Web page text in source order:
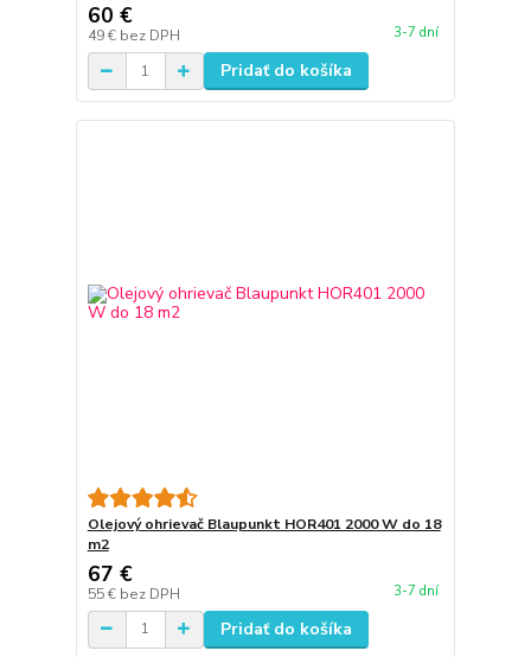
60 €
49 € bez DPH 3-7 dní
Pridať do košíka
Olejový ohrievač Blaupunkt HOR401 2000 W do 18
m2
67 €
55 € bez DPH 3-7 dní
Pridať do košíka